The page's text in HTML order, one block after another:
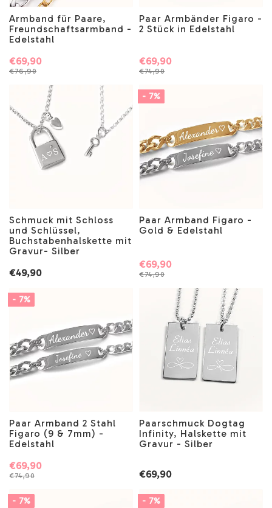
Armband für Paare,
Freundschaftsarmband -
Edelstahl
€76,90
€69,90
Paar Armbänder Figaro -
2 Stück in Edelstahl
€74,90
€69,90
Schmuck mit Schloss
und Schlüssel,
Buchstabenhalskette mit
Gravur- Silber
€49,90
- 7%
Paar Armband Figaro -
Gold & Edelstahl
€74,90
€69,90
- 7%
Paar Armband 2 Stahl
Figaro (9 & 7mm) -
Edelstahl
€74,90
€69,90
Paarschmuck Dogtag
Infinity, Halskette mit
Gravur - Silber
€69,90
- 7% - 7%